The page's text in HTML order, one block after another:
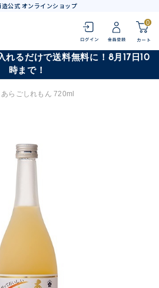
公式 オンラインショップ
0
れるだけで送料無料に！8月17日10
時まで！
らごしれもん 720ml